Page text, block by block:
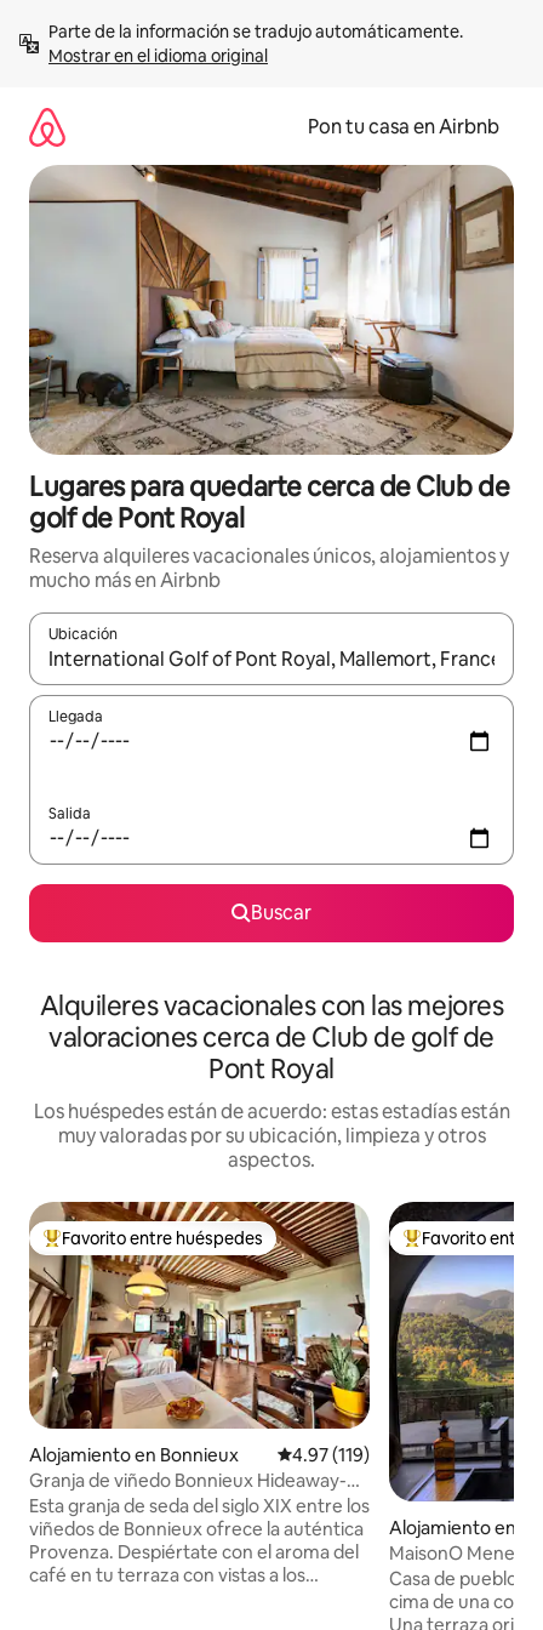
contenidoMostrar en el idioma original
Pon tu casa en Airbnb
Lugares para quedarte cerca de Club de
golf de Pont Royal
Reserva alquileres vacacionales únicos, alojamientos y
mucho más en Airbnb
Ubicación
Cuando los resultados estén disponibles, navega con las
Llegada
Salida
Buscar
Alquileres vacacionales con las mejores
valoraciones cerca de Club de golf de
Pont Royal
Los huéspedes están de acuerdo: estas estadías están
muy valoradas por su ubicación, limpieza y otros
aspectos.
Favorito entre huéspedes preferido
Favorito entre huéspedes
Alojamiento en Bonnieux Calificación promedio: 4.97 de
4.97 (119)
Granja de viñedo Bonnieux Hideaway-
Mascotas bienvenidas
Esta granja de seda del siglo XIX entre los
viñedos de Bonnieux ofrece la auténtica
Provenza. Despiértate con el aroma del
café en tu terraza con vistas a los
Favorito entre
Favorito entre
Alojamiento en
MaisonO
Provenza
Casa de pueblo
cima de una
Una terraza